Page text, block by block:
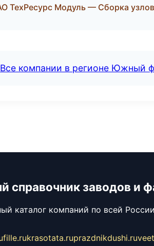
ТехРесурс Модуль — Сборка
Все компании в регионе Южный
справочник заводов и
каталог компаний по всей России
krasotata.ruprazdnikdushi.ru